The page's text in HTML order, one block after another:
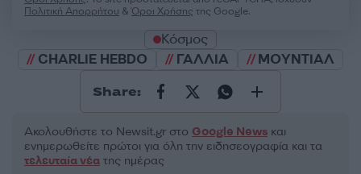
Πολιτική Απορρήτου &Όροι Χρήσης της Google.
Κόσμος
CHARLIE HEBDO
ΓΑΛΛΙΑ ΜΟΥΝΤΙΑΛ
Share:
Ακολουθήστε το Νewsit.gr στο Google News και
ενημερωθείτε πρώτοι για όλη την ειδησεογραφία και τα
τελευταία νέα της ημέρας